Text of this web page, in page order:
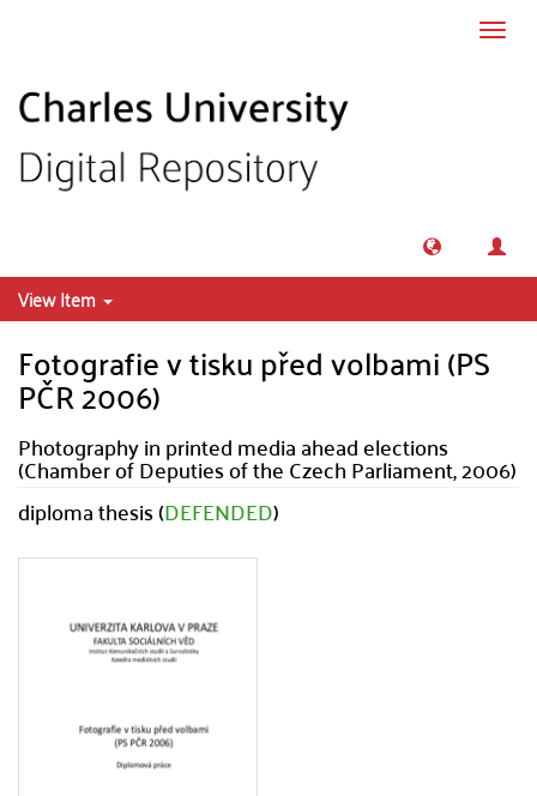
View Item
Fotografie v tisku před volbami (PS
PČR 2006)
Photography in printed media ahead elections
(Chamber of Deputies of the Czech Parliament, 2006)
diploma thesis (DEFENDED)